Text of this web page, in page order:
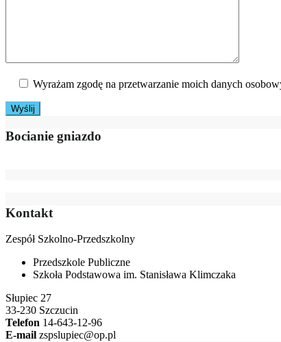
Wyrażam zgodę na przetwarzanie moich danych
Bocianie gniazdo
Kontakt
Zespół Szkolno-Przedszkolny
Przedszkole Publiczne
Szkoła Podstawowa im. Stanisława Klimczaka
Słupiec 27
33-230 Szczucin
Telefon 14-643-12-96
E-mail zspslupiec@op.pl